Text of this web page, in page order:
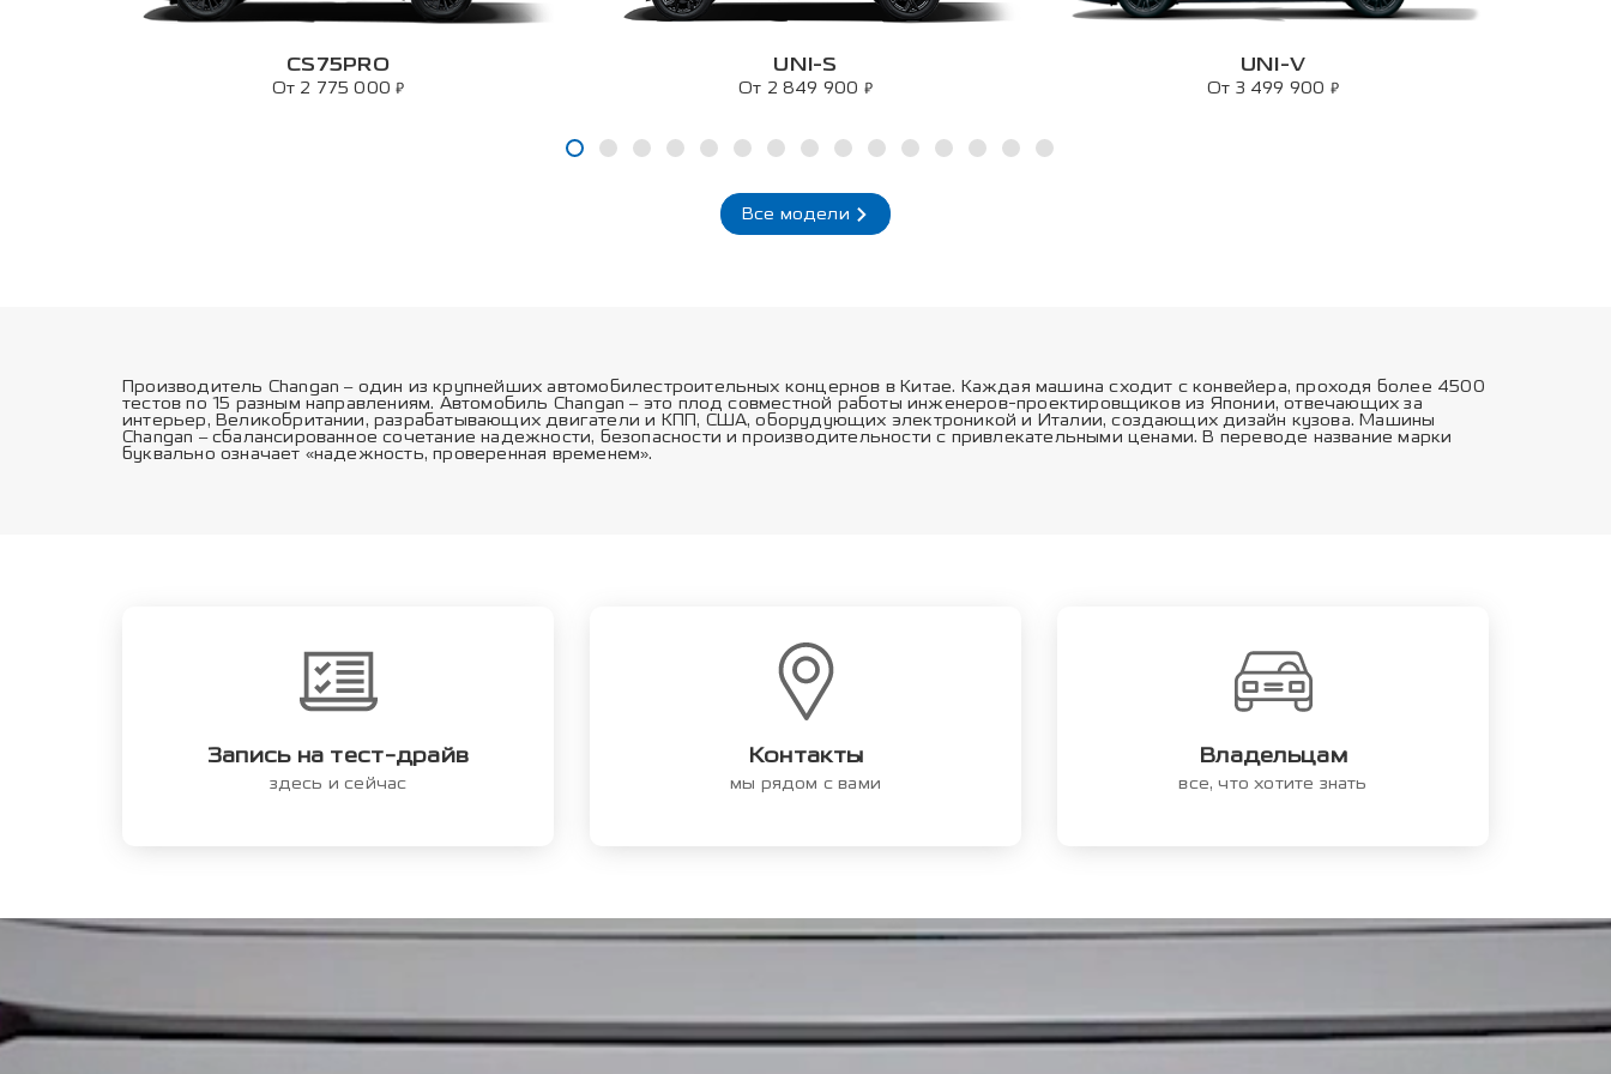
CS75PRO
От 2 775 000₽
UNI-S
От 2 849 900 ₽
UNI-V
От 3 499 900 ₽
Все модели
Производитель Changan – один из крупнейших автомобилестроительных концернов в Китае. Каждая машина сходит с конвейера, проходя более 4500
тестов по 15 разным направлениям. Автомобиль Changan – это плод совместной работы инженеров-проектировщиков из Японии, отвечающих за
интерьер, Великобритании, разрабатывающих двигатели и КПП, США, оборудующих электроникой и Италии, создающих дизайн кузова. Машины
Changan – сбалансированное сочетание надежности, безопасности и производительности с привлекательными ценами. В переводе название марки
буквально означает «надежность, проверенная временем».
Запись на тест-драйв
здесь и сейчас
Контакты
мы рядом с вами
Владельцам
все, что хотите знать